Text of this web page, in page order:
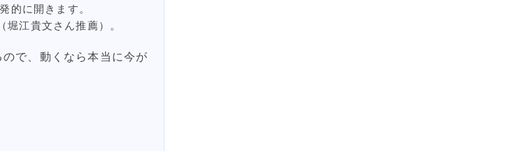
的に開きます。
（堀江貴文さん推薦）。
で、動くなら本当に今が